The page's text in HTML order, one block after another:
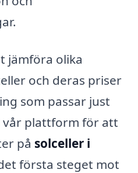
jämföra olika
och deras priser
som passar just
vår plattform för att
på solceller i
första steget mot